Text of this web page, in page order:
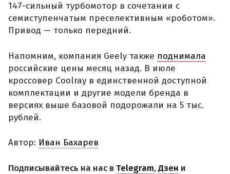
147-сильный турбомотор в сочетании с
семиступенчатым преселективным «роботом».
Привод — только передний.
Напомним, компания Geely также поднимала
российские цены месяц назад. В июле
кроссовер Coolray в единственной доступной
комплектации и другие модели бренда в
версиях выше базовой подорожали на 5 тыс.
рублей.
Автор: Иван Бахарев
Подписывайтесь на нас в Telegram,Дзен и